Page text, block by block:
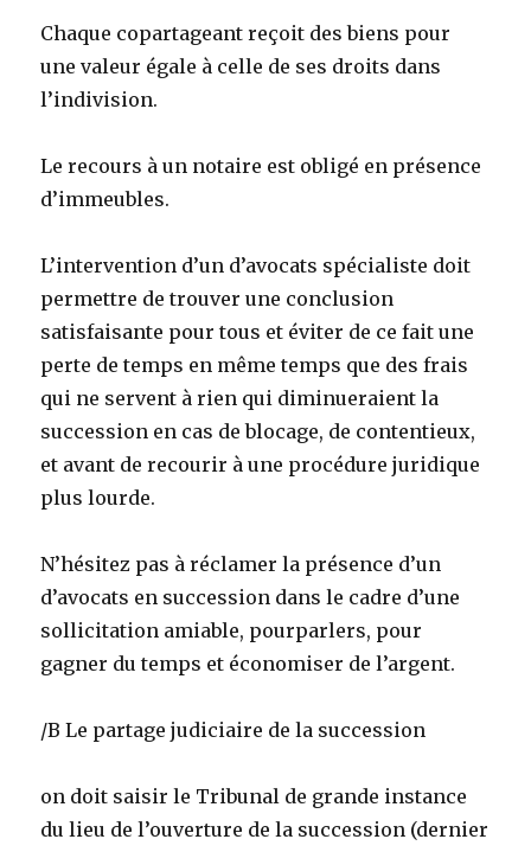
Chaque copartageant reçoit des biens pour
une valeur égale à celle de ses droits dans
l’indivision.
Le recours à un notaire est obligé en présence
d’immeubles.
L’intervention d’un d’avocats spécialiste doit
permettre de trouver une conclusion
satisfaisante pour tous et éviter de ce fait une
perte de temps en même temps que des frais
qui ne servent à rien qui diminueraient la
succession en cas de blocage, de contentieux,
et avant de recourir à une procédure juridique
plus lourde.
N’hésitez pas à réclamer la présence d’un
d’avocats en succession dans le cadre d’une
sollicitation amiable, pourparlers, pour
gagner du temps et économiser de l’argent.
/B Le partage judiciaire de la succession
on doit saisir le Tribunal de grande instance
du lieu de l’ouverture de la succession (dernier